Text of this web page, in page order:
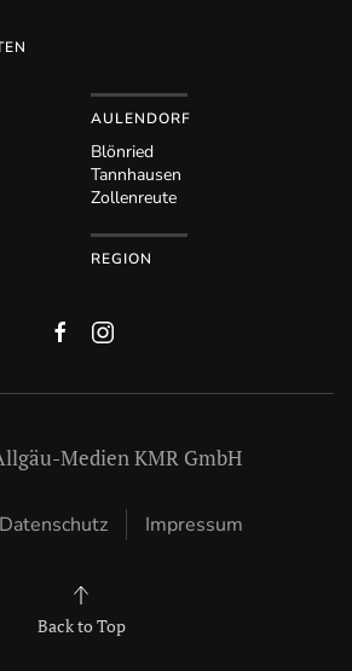
AULENDORF
Blönried
Tannhausen
Zollenreute
REGION
Medien KMR GmbH
Datenschutz Impressum
Back to Top